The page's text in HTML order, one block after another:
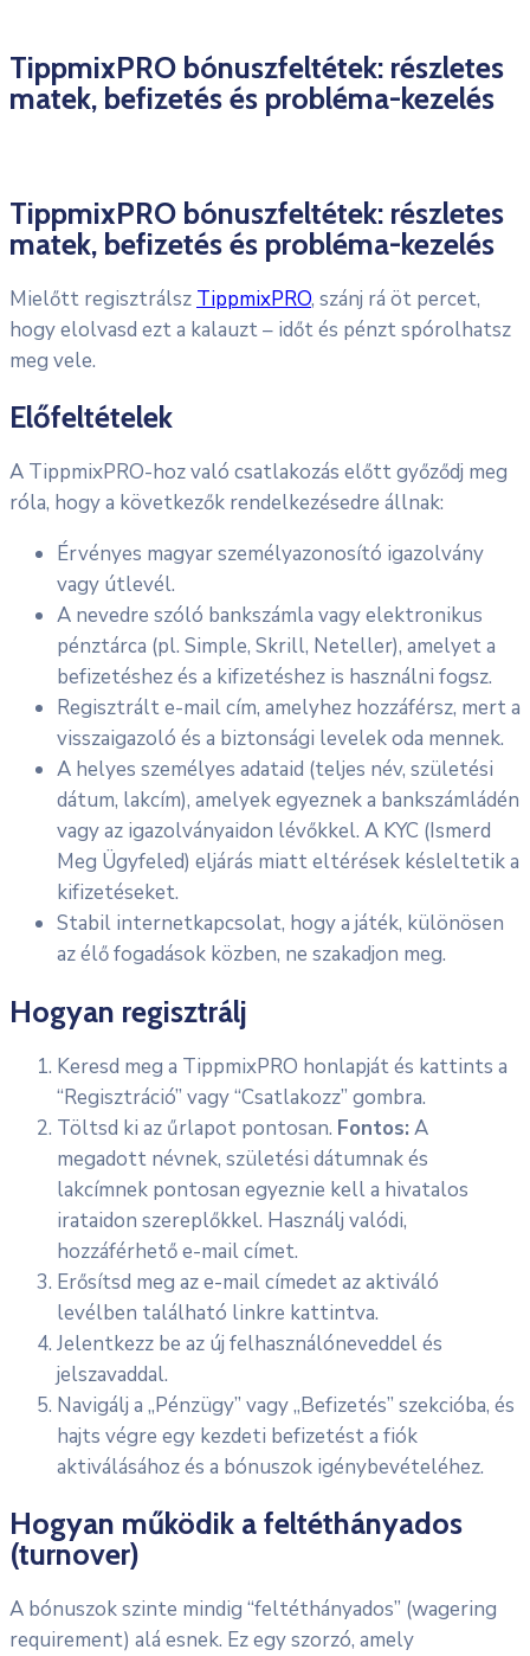
TippmixPRO bónuszfeltétek: részletes
matek, befizetés és probléma-kezelés
TippmixPRO bónuszfeltétek: részletes
matek, befizetés és probléma-kezelés
Mielőtt regisztrálsz TippmixPRO, szánj rá öt percet,
hogy elolvasd ezt a kalauzt – időt és pénzt spórolhatsz
meg vele.
Előfeltételek
A TippmixPRO-hoz való csatlakozás előtt győződj meg
róla, hogy a következők rendelkezésedre állnak:
Érvényes magyar személyazonosító igazolvány
vagy útlevél.
A nevedre szóló bankszámla vagy elektronikus
pénztárca (pl. Simple, Skrill, Neteller), amelyet a
befizetéshez és a kifizetéshez is használni fogsz.
Regisztrált e-mail cím, amelyhez hozzáférsz, mert a
visszaigazoló és a biztonsági levelek oda mennek.
A helyes személyes adataid (teljes név, születési
dátum, lakcím), amelyek egyeznek a bankszámládén
vagy az igazolványaidon lévőkkel. A KYC (Ismerd
Meg Ügyfeled) eljárás miatt eltérések késleltetik a
kifizetéseket.
Stabil internetkapcsolat, hogy a játék, különösen
az élő fogadások közben, ne szakadjon meg.
Hogyan regisztrálj
Keresd meg a TippmixPRO honlapját és kattints a
“Regisztráció” vagy “Csatlakozz” gombra.
Töltsd ki az űrlapot pontosan. Fontos: A
megadott névnek, születési dátumnak és
lakcímnek pontosan egyeznie kell a hivatalos
irataidon szereplőkkel. Használj valódi,
hozzáférhető e-mail címet.
Erősítsd meg az e-mail címedet az aktiváló
levélben található linkre kattintva.
Jelentkezz be az új felhasználóneveddel és
jelszavaddal.
Navigálj a „Pénzügy” vagy „Befizetés” szekcióba, és
hajts végre egy kezdeti befizetést a fiók
aktiválásához és a bónuszok igénybevételéhez.
Hogyan működik a feltéthányados
(turnover)
A bónuszok szinte mindig “feltéthányados” (wagering
requirement) alá esnek. Ez egy szorzó, amely